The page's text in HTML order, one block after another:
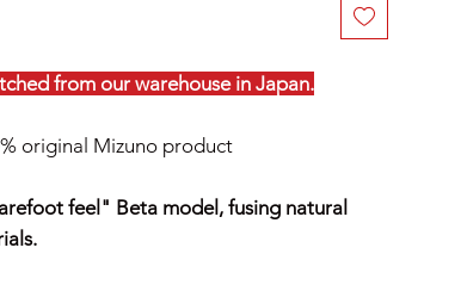
from our warehouse in Japan.
original Mizuno product
feel" Beta model, fusing natural